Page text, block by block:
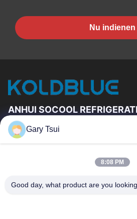
Nu indienen
ANHUI SOCOOL
Snelkoppelingen
Fabrieksreis
Gary Tsui
8:08 PM
Good day, what product are you